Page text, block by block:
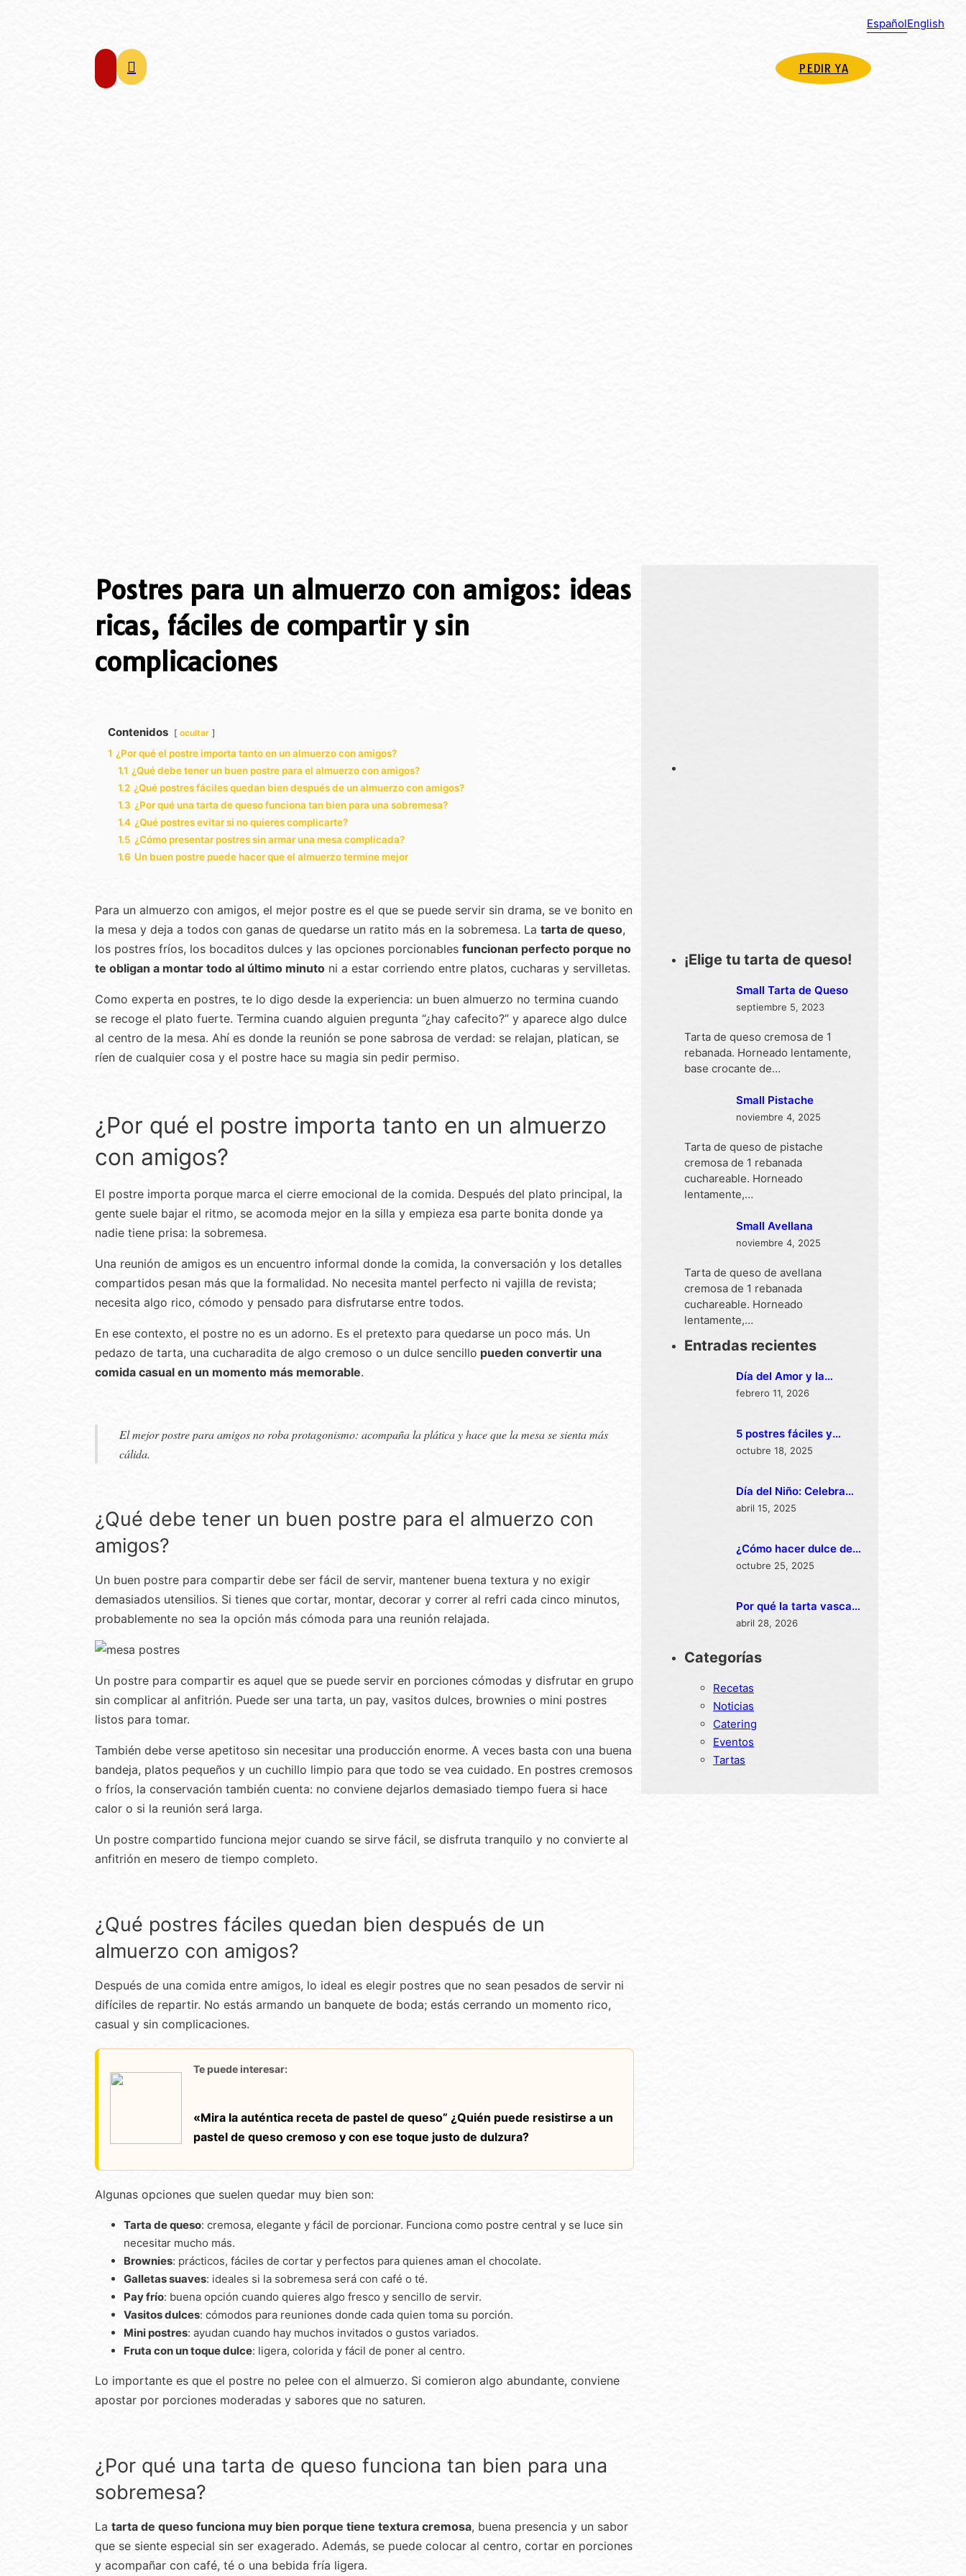
PEDIR YA
EspañolEnglish
Postres para un almuerzo con amigos: ideas
ricas, fáciles de compartir y sin
complicaciones
Contenidos ocultar
1 ¿Por qué el postre importa tanto en un almuerzo con amigos?
1.1 ¿Qué debe tener un buen postre para el almuerzo con amigos?
1.2 ¿Qué postres fáciles quedan bien después de un almuerzo con amigos?
1.3 ¿Por qué una tarta de queso funciona tan bien para una sobremesa?
1.4 ¿Qué postres evitar si no quieres complicarte?
1.5 ¿Cómo presentar postres sin armar una mesa complicada?
1.6 Un buen postre puede hacer que el almuerzo termine mejor
Para un almuerzo con amigos, el mejor postre es el que se puede servir sin drama, se ve bonito en
la mesa y deja a todos con ganas de quedarse un ratito más en la sobremesa. La tarta de queso,
los postres fríos, los bocaditos dulces y las opciones porcionables funcionan perfecto porque no
te obligan a montar todo al último minuto ni a estar corriendo entre platos, cucharas y servilletas.
Como experta en postres, te lo digo desde la experiencia: un buen almuerzo no termina cuando
se recoge el plato fuerte. Termina cuando alguien pregunta “¿hay cafecito?” y aparece algo dulce
al centro de la mesa. Ahí es donde la reunión se pone sabrosa de verdad: se relajan, platican, se
ríen de cualquier cosa y el postre hace su magia sin pedir permiso.
¿Por qué el postre importa tanto en un almuerzo
con amigos?
El postre importa porque marca el cierre emocional de la comida. Después del plato principal, la
gente suele bajar el ritmo, se acomoda mejor en la silla y empieza esa parte bonita donde ya
nadie tiene prisa: la sobremesa.
Una reunión de amigos es un encuentro informal donde la comida, la conversación y los detalles
compartidos pesan más que la formalidad. No necesita mantel perfecto ni vajilla de revista;
necesita algo rico, cómodo y pensado para disfrutarse entre todos.
En ese contexto, el postre no es un adorno. Es el pretexto para quedarse un poco más. Un
pedazo de tarta, una cucharadita de algo cremoso o un dulce sencillo pueden convertir una
comida casual en un momento más memorable.
El mejor postre para amigos no roba protagonismo: acompaña la plática y hace que la mesa se sienta más
cálida.
¿Qué debe tener un buen postre para el almuerzo con
amigos?
Un buen postre para compartir debe ser fácil de servir, mantener buena textura y no exigir
demasiados utensilios. Si tienes que cortar, montar, decorar y correr al refri cada cinco minutos,
probablemente no sea la opción más cómoda para una reunión relajada.
Un postre para compartir es aquel que se puede servir en porciones cómodas y disfrutar en grupo
sin complicar al anfitrión. Puede ser una tarta, un pay, vasitos dulces, brownies o mini postres
listos para tomar.
También debe verse apetitoso sin necesitar una producción enorme. A veces basta con una buena
bandeja, platos pequeños y un cuchillo limpio para que todo se vea cuidado. En postres cremosos
o fríos, la conservación también cuenta: no conviene dejarlos demasiado tiempo fuera si hace
calor o si la reunión será larga.
Un postre compartido funciona mejor cuando se sirve fácil, se disfruta tranquilo y no convierte al
anfitrión en mesero de tiempo completo.
¿Qué postres fáciles quedan bien después de un
almuerzo con amigos?
Después de una comida entre amigos, lo ideal es elegir postres que no sean pesados de servir ni
difíciles de repartir. No estás armando un banquete de boda; estás cerrando un momento rico,
casual y sin complicaciones.
Te puede interesar:
«Mira la auténtica receta de pastel de queso” ¿Quién puede resistirse a un
pastel de queso cremoso y con ese toque justo de dulzura?
Algunas opciones que suelen quedar muy bien son:
Tarta de queso: cremosa, elegante y fácil de porcionar. Funciona como postre central y se luce sin
necesitar mucho más.
Brownies: prácticos, fáciles de cortar y perfectos para quienes aman el chocolate.
Galletas suaves: ideales si la sobremesa será con café o té.
Pay frío: buena opción cuando quieres algo fresco y sencillo de servir.
Vasitos dulces: cómodos para reuniones donde cada quien toma su porción.
Mini postres: ayudan cuando hay muchos invitados o gustos variados.
Fruta con un toque dulce: ligera, colorida y fácil de poner al centro.
Lo importante es que el postre no pelee con el almuerzo. Si comieron algo abundante, conviene
apostar por porciones moderadas y sabores que no saturen.
¿Por qué una tarta de queso funciona tan bien para una
sobremesa?
La tarta de queso funciona muy bien porque tiene textura cremosa, buena presencia y un sabor
que se siente especial sin ser exagerado. Además, se puede colocar al centro, cortar en porciones
y acompañar con café, té o una bebida fría ligera.
¡Elige tu tarta de queso!
Small Tarta de Queso
septiembre 5, 2023
Tarta de queso cremosa de 1
rebanada. Horneado lentamente,
base crocante de…
Small Pistache
noviembre 4, 2025
Tarta de queso de pistache
cremosa de 1 rebanada
cuchareable. Horneado
lentamente,…
Small Avellana
noviembre 4, 2025
Tarta de queso de avellana
cremosa de 1 rebanada
cuchareable. Horneado
lentamente,…
Entradas recientes
Día del Amor y la
Amistad y tu tarta dúo
Valentín
febrero 11, 2026
5 postres fáciles y
rápidos de hacer en
octubre 18, 2025
Día del Niño: Celebra
con este postre
abril 15, 2025
¿Cómo hacer dulce de
leche?
octubre 25, 2025
Por qué la tarta vasca
conquistó el mundo en
abril 28, 2026
Categorías
Recetas
Noticias
Catering
Eventos
Tartas